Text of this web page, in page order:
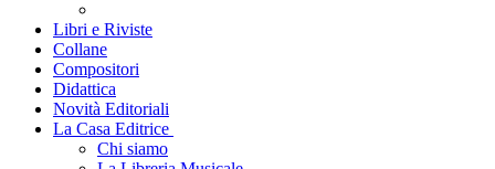
Libri e Riviste
Collane
Compositori
Didattica
Novità Editoriali
La Casa Editrice
Chi siamo